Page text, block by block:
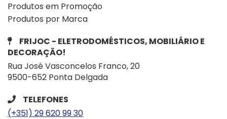
Produtos em Promoção
Produtos por Marca
FRIJOC - ELETRODOMÉSTICOS, MOBILIÁRIO E
DECORAÇÃO!
Rua José Vasconcelos Franco, 20
9500-652 Ponta Delgada
TELEFONES
(+351) 29 620 99 30